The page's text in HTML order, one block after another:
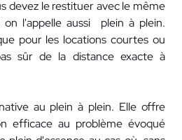
devez le restituer avec le même
on l'appelle aussi plein à plein.
pour les locations courtes ou
sûr de la distance exacte à
au plein à plein. Elle offre
efficace au problème évoqué